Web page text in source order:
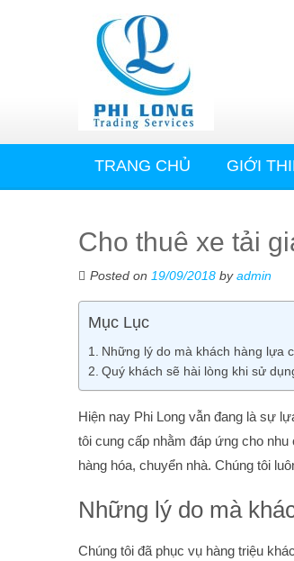
TRANG CHỦ GIỚI
Cho thuê xe tải
Posted on 19/09/2018 byadmin
Mục Lục
Những lý do mà khách hàng lựa
Quý khách sẽ hài lòng khi sử
Hiện nay Phi Long vẫn đang là sự
tôi cung cấp nhằm đáp ứng cho
hàng hóa, chuyển nhà. Chúng tôi
Những lý do mà
Chúng tôi đã phục vụ hàng triệu